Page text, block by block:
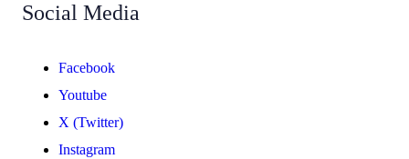
Social Media
Facebook
Youtube
X (Twitter)
Instagram